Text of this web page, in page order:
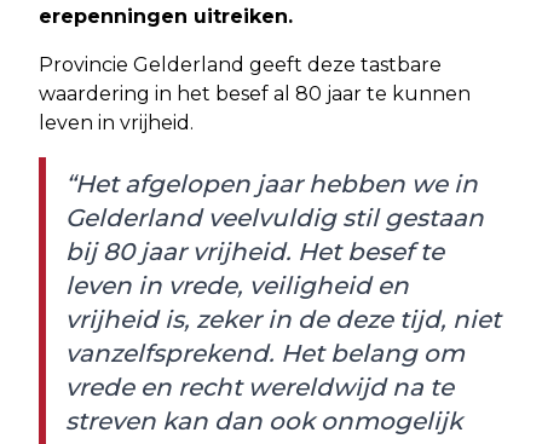
erepenningen uitreiken.
Provincie Gelderland geeft deze tastbare
waardering in het besef al 80 jaar te kunnen
leven in vrijheid.
“Het afgelopen jaar hebben we in
Gelderland veelvuldig stil gestaan
bij 80 jaar vrijheid. Het besef te
leven in vrede, veiligheid en
vrijheid is, zeker in de deze tijd, niet
vanzelfsprekend. Het belang om
vrede en recht wereldwijd na te
streven kan dan ook onmogelijk